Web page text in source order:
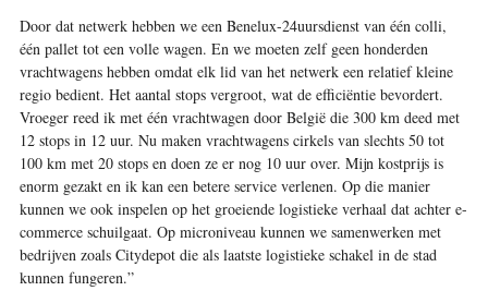
Door dat netwerk hebben we een Benelux-24uursdienst van één colli,
één pallet tot een volle wagen. En we moeten zelf geen honderden
vrachtwagens hebben omdat elk lid van het netwerk een relatief kleine
regio bedient. Het aantal stops vergroot, wat de efficiëntie bevordert.
Vroeger reed ik met één vrachtwagen door België die 300 km deed met
12 stops in 12 uur. Nu maken vrachtwagens cirkels van slechts 50 tot
100 km met 20 stops en doen ze er nog 10 uur over. Mijn kostprijs is
enorm gezakt en ik kan een betere service verlenen. Op die manier
kunnen we ook inspelen op het groeiende logistieke verhaal dat achter e-
commerce schuilgaat. Op microniveau kunnen we samenwerken met
bedrijven zoals Citydepot die als laatste logistieke schakel in de stad
kunnen fungeren.”